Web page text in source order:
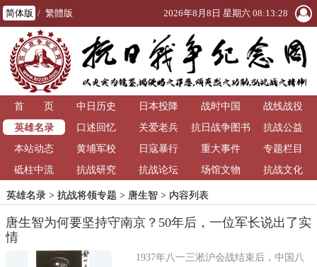
简体版 / 繁體版 2026年8月8日 星期六 08:13:28
首 页 中日历史 日本投降 战时中国
战线战役
英雄名录
口述回忆 关爱老兵
抗日战争图书
馆
抗战公益
本站动态
黄埔军校 日寇暴行 重大事件
专题栏目
砥柱中流
抗战研究 抗战论坛 场馆文物 抗战文化
英雄名录> 抗战将领专题 > 唐生智> 内容列表
唐生智为何要坚持守南京？50年后，一位军长说出了实
情
1937年八一三淞沪会战结束后，中国八